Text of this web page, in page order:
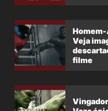
Homem-
Veja
filme